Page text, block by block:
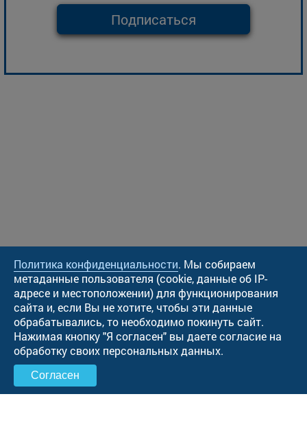
Подписаться
Политика конфиденциальности. Мы собираем
метаданные пользователя (cookie, данные об IP-
адресе и местоположении) для функционирования
сайта и, если Вы не хотите, чтобы эти данные
обрабатывались, то необходимо покинуть сайт.
Нажимая кнопку "Я согласен" вы даете согласие на
обработку своих персональных данных.
Согласен